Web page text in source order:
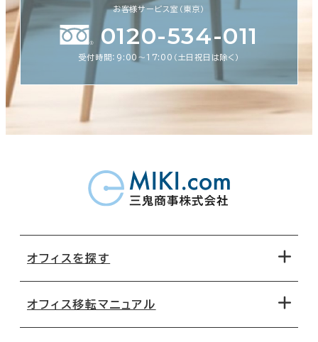
お客様サービス室（東京）
0120-534-011
受付時間：9:00〜17:00（土日祝日は除く）
オフィスを探す
オフィス移転マニュアル